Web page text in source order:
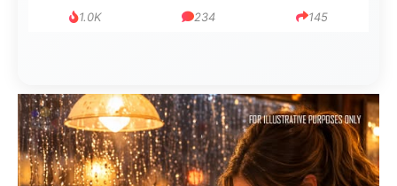
1.0K 234 145